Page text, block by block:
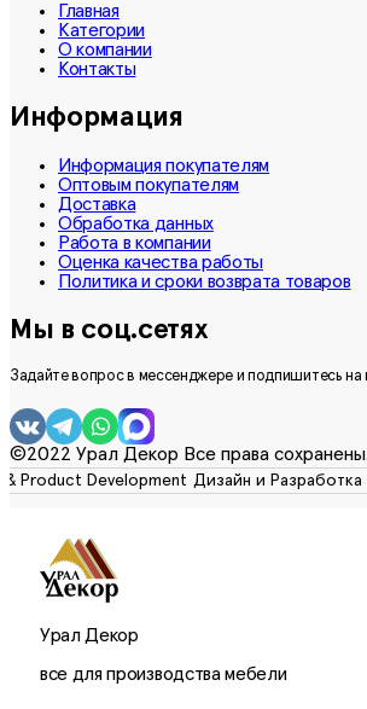
Главная
Категории
О компании
Контакты
Информация
Информация покупателям
Оптовым покупателям
Доставка
Обработка данных
Работа в компании
Оценка качества работы
Политика и сроки возврата товаров
Мы в соц.сетях
Задайте вопрос в мессенджере и подпишитесь на
©2022 Урал Декор Все права сохранены.
Урал Декор
все для производства мебели